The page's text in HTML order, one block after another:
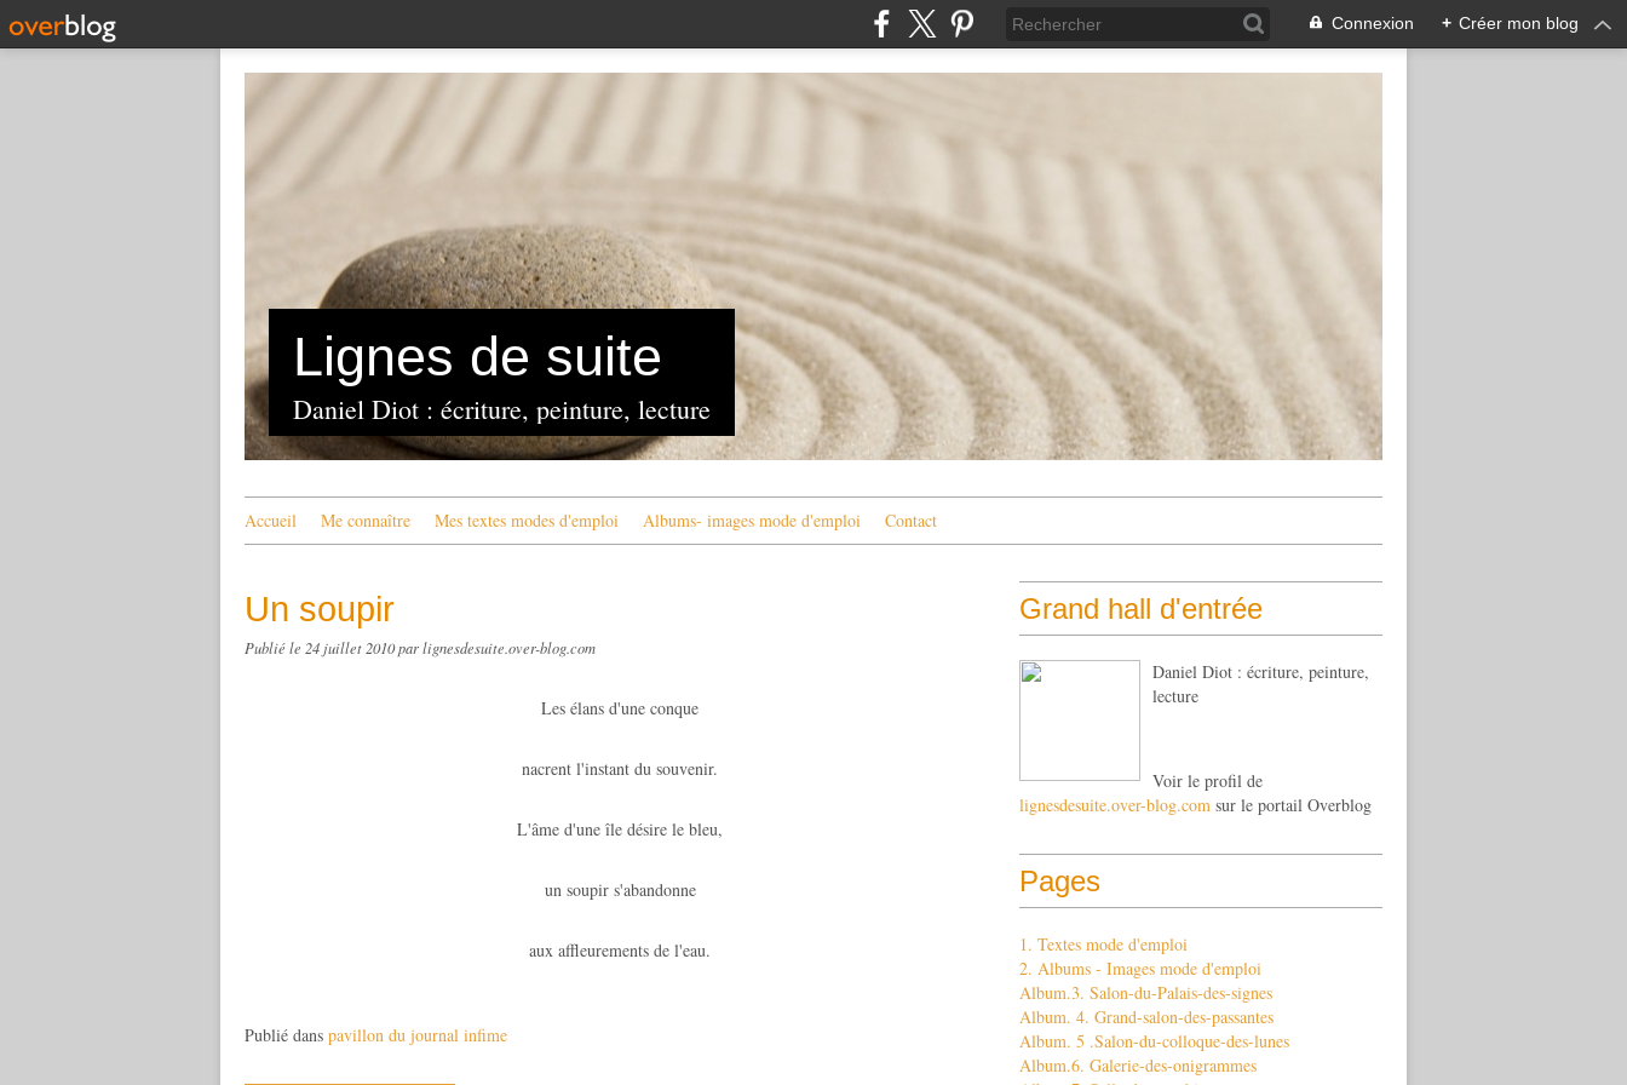
Connexion + Créer mon blog
Lignes de suite
Daniel Diot : écriture, peinture, lecture
Accueil Me connaître Mes textes modes d'emploi Albums- images mode d'emploi Contact
Un soupir
Publié le 24 juillet 2010par lignesdesuite.over-blog.com
Les élans d'une conque
nacrent l'instant du souvenir.
L'âme d'une île désire le bleu,
un soupir s'abandonne
aux affleurements de l'eau.
Publié dans pavillon du journal infime
Grand hall d'entrée
Daniel Diot : écriture, peinture,
lecture
Voir le profil de
lignesdesuite.over-blog.com sur le portail Overblog
Pages
1. Textes mode d'emploi
2. Albums - Images mode d'emploi
Album.3. Salon-du-Palais-des-signes
Album. 4. Grand-salon-des-passantes
Album. 5 .Salon-du-colloque-des-lunes
Album.6. Galerie-des-onigrammes